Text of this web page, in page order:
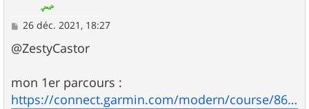
M
s
s
g
e
26 déc. 2021, 18:27
@ZestyCastor
mon 1er parcours :
https://connect.garmin.com/modern/course/86388395